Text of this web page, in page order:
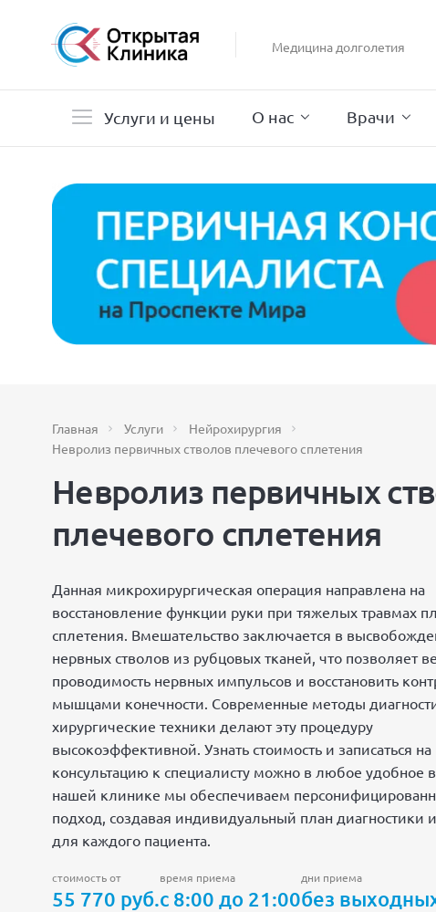
Медицина долголетия
Услуги и цены О нас Врачи
Главная Услуги
Нейрохирургия
Невролиз первичных стволов плечевого сплетения
Невролиз первичных
плечевого сплетения
Данная микрохирургическая операция направлена на
восстановление функции руки при тяжелых травмах
сплетения. Вмешательство заключается в
нервных стволов из рубцовых тканей, что позволяет
проводимость нервных импульсов и восстановить
мышцами конечности. Современные методы
хирургические техники делают эту процедуру
высокоэффективной. Узнать стоимость и записаться на
консультацию к специалисту можно в любое удобное
нашей клинике мы обеспечиваем
подход, создавая индивидуальный план диагностики
для каждого пациента.
стоимость от
55 770 руб.
время приема
с 8:00 до 21:00
дни приема
без